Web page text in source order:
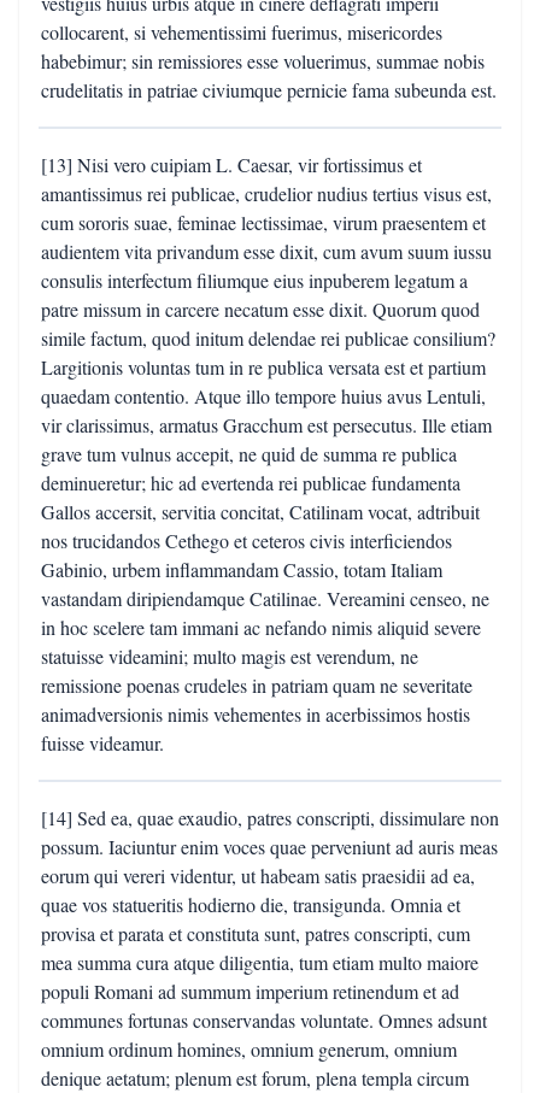
collocarent, si vehementissimi fuerimus, misericordes
habebimur; sin remissiores esse voluerimus, summae nobis
crudelitatis in patriae civiumque pernicie fama subeunda est.
[13] Nisi vero cuipiam L. Caesar, vir fortissimus et
amantissimus rei publicae, crudelior nudius tertius visus est,
cum sororis suae, feminae lectissimae, virum praesentem et
audientem vita privandum esse dixit, cum avum suum iussu
consulis interfectum filiumque eius inpuberem legatum a
patre missum in carcere necatum esse dixit. Quorum quod
simile factum, quod initum delendae rei publicae consilium?
Largitionis voluntas tum in re publica versata est et partium
quaedam contentio. Atque illo tempore huius avus Lentuli,
vir clarissimus, armatus Gracchum est persecutus. Ille etiam
grave tum vulnus accepit, ne quid de summa re publica
deminueretur; hic ad evertenda rei publicae fundamenta
Gallos accersit, servitia concitat, Catilinam vocat, adtribuit
nos trucidandos Cethego et ceteros civis interficiendos
Gabinio, urbem inflammandam Cassio, totam Italiam
vastandam diripiendamque Catilinae. Vereamini censeo, ne
in hoc scelere tam immani ac nefando nimis aliquid severe
statuisse videamini; multo magis est verendum, ne
remissione poenas crudeles in patriam quam ne severitate
animadversionis nimis vehementes in acerbissimos hostis
fuisse videamur.
[14] Sed ea, quae exaudio, patres conscripti, dissimulare non
possum. Iaciuntur enim voces quae perveniunt ad auris meas
eorum qui vereri videntur, ut habeam satis praesidii ad ea,
quae vos statueritis hodierno die, transigunda. Omnia et
provisa et parata et constituta sunt, patres conscripti, cum
mea summa cura atque diligentia, tum etiam multo maiore
populi Romani ad summum imperium retinendum et ad
communes fortunas conservandas voluntate. Omnes adsunt
omnium ordinum homines, omnium generum, omnium
denique aetatum; plenum est forum, plena templa circum